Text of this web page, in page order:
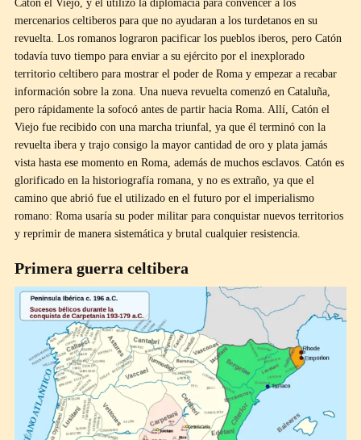
Catón el Viejo, y él utilizó la diplomacia para convencer a los
mercenarios celtiberos para que no ayudaran a los turdetanos en su
revuelta. Los romanos lograron pacificar los pueblos iberos, pero Catón
todavía tuvo tiempo para enviar a su ejército por el inexplorado
territorio celtibero para mostrar el poder de Roma y empezar a recabar
información sobre la zona. Una nueva revuelta comenzó en Cataluña,
pero rápidamente la sofocó antes de partir hacia Roma. Allí, Catón el
Viejo fue recibido con una marcha triunfal, ya que él terminó con la
revuelta ibera y trajo consigo la mayor cantidad de oro y plata jamás
vista hasta ese momento en Roma, además de muchos esclavos. Catón es
glorificado en la historiografía romana, y no es extraño, ya que el
camino que abrió fue el utilizado en el futuro por el imperialismo
romano: Roma usaría su poder militar para conquistar nuevos territorios
y reprimir de manera sistemática y brutal cualquier resistencia.
Primera guerra celtibera